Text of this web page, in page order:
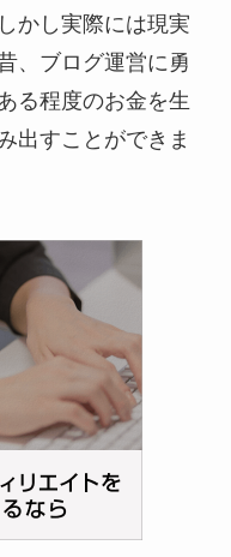
かし実際には現実
、ブログ運営に勇
る程度のお金を生
出すことができま